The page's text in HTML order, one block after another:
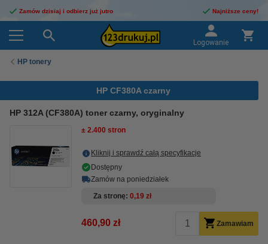
Zamów dzisiaj i odbierz już jutro Najniższe ceny!
Logowanie
HP tonery
HP CF380A czarny
HP 312A (CF380A) toner czarny, oryginalny
± 2.400 stron
Kliknij i sprawdź całą specyfikacje
Dostępny
Zamów na poniedziałek
Za stronę 0,19 zł
460,90 zł Zamawiam